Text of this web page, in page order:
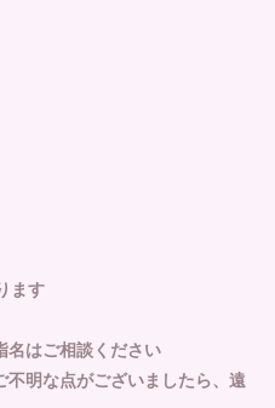
ます
名はご相談ください
不明な点がございましたら、遠